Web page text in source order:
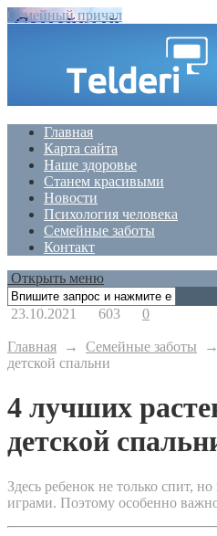
Семейный причал
Главная
Карта сайта
Наше здоровье
Станем красивыми
Новости
Психология человека
Семейные заботы
Контакт
Открыть меню
23.10.2021 603 0
Главная → Семейные заботы
детской спальни
4 лучших
детской
Здесь ребенок не только спит,
играми. Поэтому особенно